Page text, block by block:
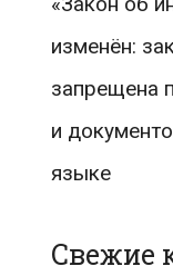
изменён:
запрещена
и
языке
Свежие